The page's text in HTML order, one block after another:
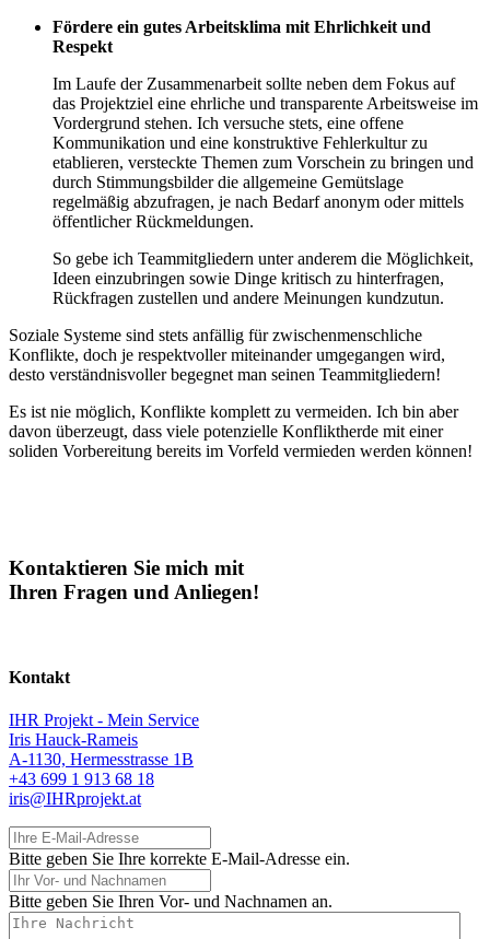
Fördere ein gutes Arbeitsklima mit Ehrlichkeit und
Respekt
Im Laufe der Zusammenarbeit sollte neben dem Fokus auf
das Projektziel eine ehrliche und transparente Arbeitsweise im
Vordergrund stehen. Ich versuche stets, eine offene
Kommunikation und eine konstruktive Fehlerkultur zu
etablieren, versteckte Themen zum Vorschein zu bringen und
durch Stimmungsbilder die allgemeine Gemütslage
regelmäßig abzufragen, je nach Bedarf anonym oder mittels
öffentlicher Rückmeldungen.
So gebe ich Teammitgliedern unter anderem die Möglichkeit,
Ideen einzubringen sowie Dinge kritisch zu hinterfragen,
Rückfragen zustellen und andere Meinungen kundzutun.
Soziale Systeme sind stets anfällig für zwischenmenschliche
Konflikte, doch je respektvoller miteinander umgegangen wird,
desto verständnisvoller begegnet man seinen Teammitgliedern!
Es ist nie möglich, Konflikte komplett zu vermeiden. Ich bin aber
davon überzeugt, dass viele potenzielle Konfliktherde mit einer
soliden Vorbereitung bereits im Vorfeld vermieden werden können!
Kontaktieren Sie mich mit
Ihren Fragen und Anliegen!
Kontakt
IHR Projekt - Mein Service
Iris Hauck-Rameis
A-1130, Hermesstrasse 1B
+43 699 1 913 68 18
iris@IHRprojekt.at
Ihre E-Mail-Adresse
Bitte geben Sie Ihre korrekte E-Mail-Adresse ein.
Ihr Vor- und Nachnamen
Bitte geben Sie Ihren Vor- und Nachnamen an.
Ihre Nachricht